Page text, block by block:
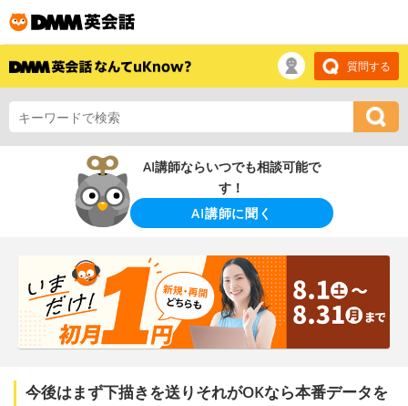
質問する
AI講師ならいつでも相談可能で
す！
AI講師に聞く
今後はまず下描きを送りそれがOKなら本番データを